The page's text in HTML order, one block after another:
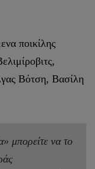
ποικίλης
Βότση, Βασίλη
μπορείτε να το